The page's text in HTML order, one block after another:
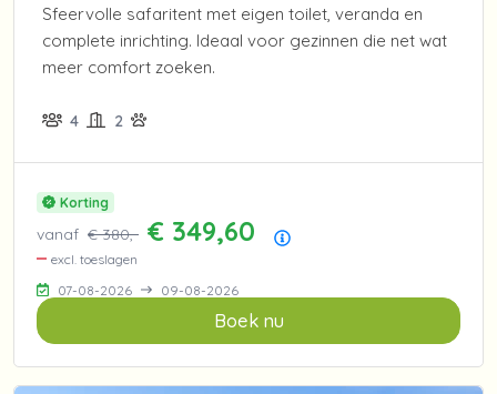
Sfeervolle safaritent met eigen toilet, veranda en
complete inrichting. Ideaal voor gezinnen die net wat
meer comfort zoeken.
4 2
Korting
vanaf € 380,- € 349,60
excl. toeslagen
07-08-2026
09-08-2026
Boek nu